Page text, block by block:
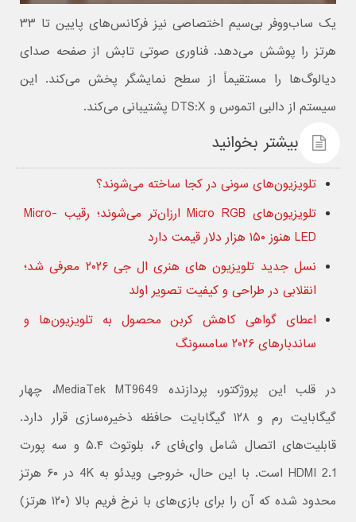
یک ساب‌ووفر بی‌سیم اختصاصی نیز فرکانس‌های پایین تا ۳۳
هرتز را پوشش می‌دهد. فناوری صوتی تابش از صفحه صدای
دیالوگ‌ها را مستقیماً از سطح نمایشگر پخش می‌کند. این
سیستم از دالبی اتموس و DTS:X پشتیبانی می‌کند.
بیشتر بخوانید
تلویزیون‌های سونی در کجا ساخته می‌شوند؟
تلویزیون‌های Micro RGB ارزان‌تر می‌شوند؛ رقیب Micro-
LED هنوز ۱۵۰ هزار دلار قیمت دارد
نسل جدید تلویزیون های هنری ال جی ۲۰۲۶ معرفی شد؛
انقلابی در طراحی و کیفیت تصویر اولد
اعطای گواهی‌ کاهش کربن محصول به تلویزیون‌ها و
ساندبارهای ۲۰۲۶ سامسونگ
در قلب این پروژکتور، پردازنده MediaTek MT9649، چهار
گیگابایت رم و ۱۲۸ گیگابایت حافظه ذخیره‌سازی قرار دارد.
قابلیت‌های اتصال شامل وای‌فای ۶، بلوتوث ۵.۴ و سه پورت
HDMI 2.1 است. با این حال، خروجی ویدئو به 4K در ۶۰ هرتز
محدود شده که آن را برای بازی‌های با نرخ فریم بالا (۱۲۰ هرتز)